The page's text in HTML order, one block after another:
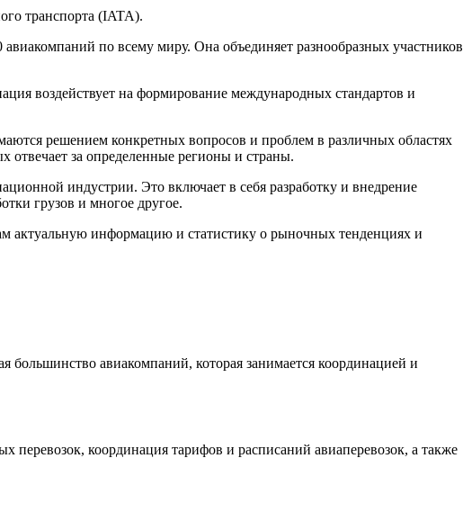
транспорта (IATA).
по всему миру. Она объединяет разнообразных участников
воздействует на формирование международных стандартов и
решением конкретных вопросов и проблем в различных областях
отвечает за определенные регионы и страны.
индустрии. Это включает в себя разработку и внедрение
грузов и многое другое.
актуальную информацию и статистику о рыночных тенденциях и
авиакомпаний, которая занимается координацией и
перевозок, координация тарифов и расписаний авиаперевозок, а также